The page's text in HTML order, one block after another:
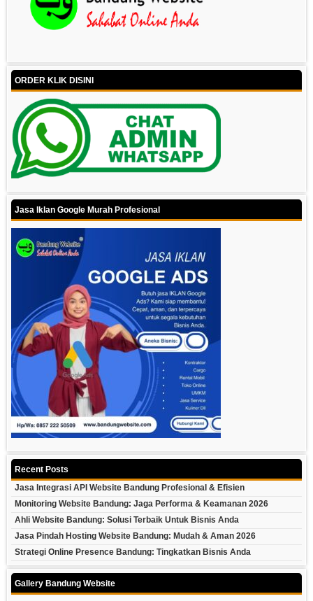
ORDER KLIK DISINI
Jasa Iklan Google Murah Profesional
Recent Posts
Jasa Integrasi API Website Bandung Profesional & Efisien
Monitoring Website Bandung: Jaga Performa & Keamanan 2026
Ahli Website Bandung: Solusi Terbaik Untuk Bisnis Anda
Jasa Pindah Hosting Website Bandung: Mudah & Aman 2026
Strategi Online Presence Bandung: Tingkatkan Bisnis Anda
Gallery Bandung Website